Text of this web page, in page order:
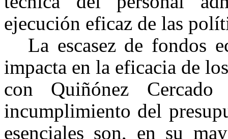
ejecución eficaz de las
La escasez de fondos
impacta en la eficacia de
con Quiñónez
incumplimiento del
esenciales son, en su